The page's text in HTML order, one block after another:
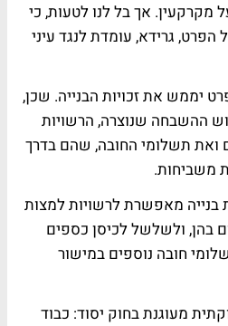
מקרקעין. אך בל לנו לטעות, כי
הפרט, גרידא, עומדת לנגד עיני
יממש את זכויות הבנייה. שכן,
ההשבחה שנוצרה, הרשויות
ואת תשלומי החובה, שהם בדרך
משביחות.
בנייה מאפשרת לרשויות למצות
בהן, ולשלשל לכיסן כספים
חובה נוספים במישור
מעוגנת בחוק יסוד: כבוד